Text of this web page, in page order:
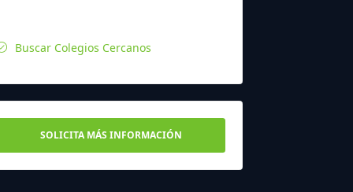
Buscar Colegios Cercanos
SOLICITA MÁS INFORMACIÓN